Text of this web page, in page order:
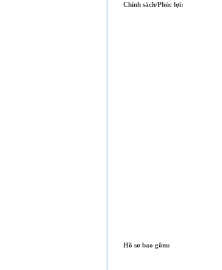
Chính sách/Phúc lợi:
Hồ sơ bao gồm: